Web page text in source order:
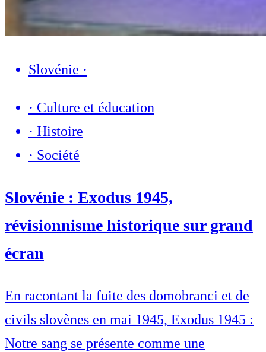
Slovénie ·
· Culture et éducation
· Histoire
· Société
Slovénie : Exodus 1945,
révisionnisme historique sur grand
écran
En racontant la fuite des domobranci et de
civils slovènes en mai 1945, Exodus 1945 :
Notre sang se présente comme une